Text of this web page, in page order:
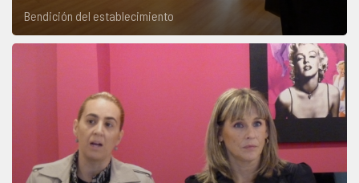
Bendición del establecimiento